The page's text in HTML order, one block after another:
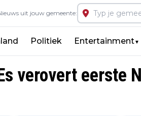
uit jouw gemeente:
Politiek Entertainment▼
verovert eerste